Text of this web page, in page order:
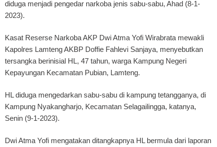
diduga menjadi pengedar narkoba jenis sabu-sabu, Ahad (8-1-
2023).
Kasat Reserse Narkoba AKP Dwi Atma Yofi Wirabrata mewakli
Kapolres Lamteng AKBP Doffie Fahlevi Sanjaya, menyebutkan
tersangka berinisial HL, 47 tahun, warga Kampung Negeri
Kepayungan Kecamatan Pubian, Lamteng.
HL diduga mengedarkan sabu-sabu di kampung tetangganya, di
Kampung Nyakangharjo, Kecamatan Selagailingga, katanya,
Senin (9-1-2023).
Dwi Atma Yofi mengatakan ditangkapnya HL bermula dari laporan